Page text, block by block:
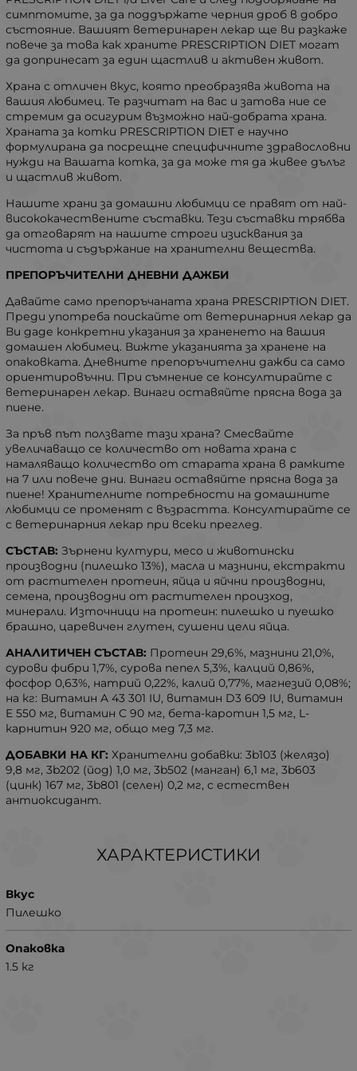
симптомите, за да поддържате черния дроб в добро
състояние. Вашият ветеринарен лекар ще ви разкаже
повече за това как храните PRESCRIPTION DIET могат
да допринесат за един щастлив и активен живот.
Храна с отличен вкус, която преобразява живота на
вашия любимец. Те разчитат на вас и затова ние се
стремим да осигурим възможно най-добрата храна.
Храната за котки PRESCRIPTION DIET е научно
формулирана да посрещне специфичните здравословни
нужди на Вашата котка, за да може тя да живее дълъг
и щастлив живот.
Нашите храни за домашни любимци се правят от най-
висококачествените съставки. Тези съставки трябва
да отговарят на нашите строги изисквания за
чистота и съдържание на хранителни вещества.
ПРЕПОРЪЧИТЕЛНИ ДНЕВНИ ДАЖБИ
Давайте само препоръчаната храна PRESCRIPTION DIET.
Преди употреба поискайте от ветеринарния лекар да
Ви даде конкретни указания за храненето на вашия
домашен любимец. Вижте указанията за хранене на
опаковката. Дневните препоръчителни дажби са само
ориентировъчни. При съмнение се консултирайте с
ветеринарен лекар. Винаги оставяйте прясна вода за
пиене.
За пръв път ползвате тази храна? Смесвайте
увеличаващо се количество от новата храна с
намаляващо количество от старата храна в рамките
на 7 или повече дни. Винаги оставяйте прясна вода за
пиене! Хранителните потребности на домашните
любимци се променят с възрастта. Консултирайте се
с ветеринарния лекар при всеки преглед.
СЪСТАВ: Зърнени култури, месо и животински
производни (пилешко 13%), масла и мазнини, екстракти
от растителен протеин, яйца и яйчни производни,
семена, производни от растителен произход,
минерали. Източници на протеин: пилешко и пуешко
брашно, царевичен глутен, сушени цели яйца.
АНАЛИТИЧЕН СЪСТАВ: Протеин 29,6%, мазнини 21,0%,
сурови фибри 1,7%, сурова пепел 5,3%, калций 0,86%,
фосфор 0,63%, натрий 0,22%, калий 0,77%, магнезий 0,08%;
на кг: Витамин A 43 301 IU, витамин D3 609 IU, витамин
E 550 мг, витамин C 90 мг, бета-каротин 1,5 мг, L-
карнитин 920 мг, общо мед 7,3 мг.
ДОБАВКИ НА КГ: Хранителни добавки: 3b103 (желязо)
9,8 мг, 3b202 (йод) 1,0 мг, 3b502 (манган) 6,1 мг, 3b603
(цинк) 167 мг, 3b801 (селен) 0,2 мг, с естествен
антиоксидант.
ХАРАКТЕРИСТИКИ
Вкус
Пилешко
Опаковка
1.5 кг